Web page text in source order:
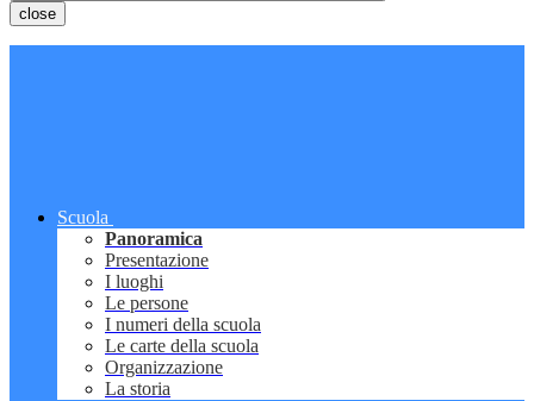
close
Scuola
Panoramica
Presentazione
I luoghi
Le persone
I numeri della scuola
Le carte della scuola
Organizzazione
La storia